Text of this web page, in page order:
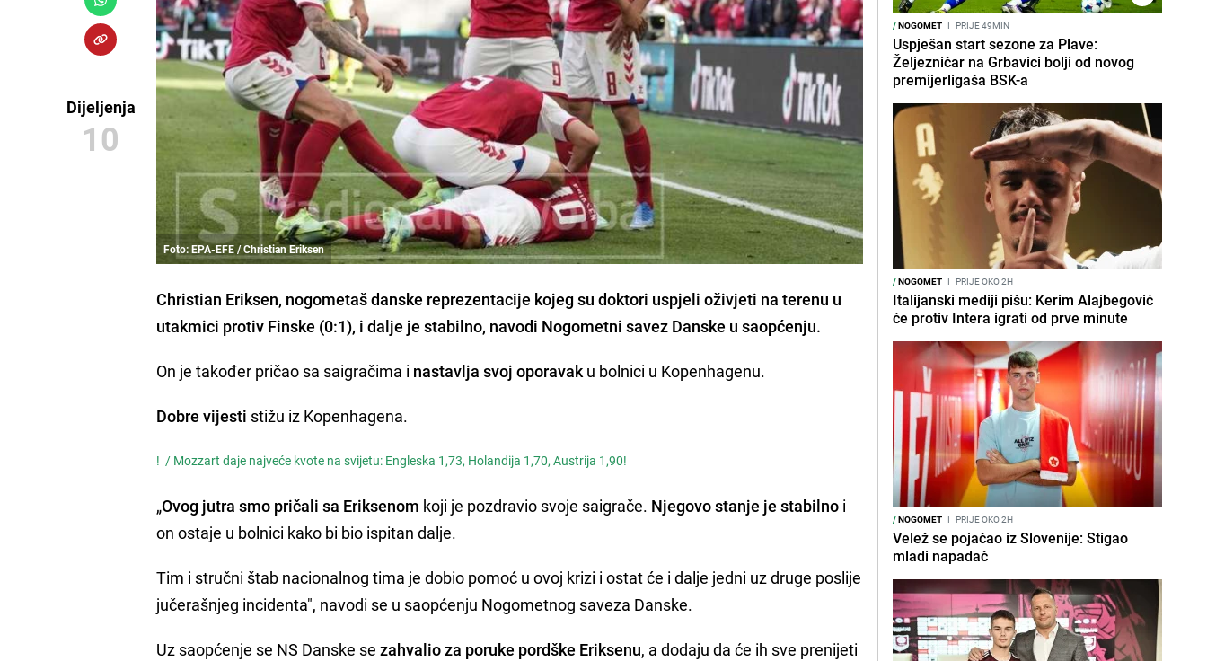
Dijeljenja
10
Foto: EPA-EFE / Christian Eriksen
Christian Eriksen, nogometašdanske reprezentacije kojeg sudoktori uspjeli oživjeti na terenu u
utakmici protiv Finske (0:1), i dalje je stabilno, navodi Nogometni savez Danske u saopćenju.
On je također pričao sa saigračima i nastavlja svoj oporavak u bolnici u Kopenhagenu.
Dobre vijesti stižu iz Kopenhagena.
! / Mozzart daje najveće kvote na svijetu: Engleska 1,73, Holandija 1,70, Austrija 1,90!
„Ovog jutra smo pričali sa Eriksenom koji je pozdravio svoje saigrače. Njegovo stanje je stabilno i
on ostaje u bolnici kako bi bio ispitan dalje.
Tim i stručni štab nacionalnog tima je dobio pomoć u ovoj krizi i ostat će i dalje jedni uz druge poslije
jučerašnjeg incidenta", navodi se u saopćenju Nogometnog saveza Danske.
Uz saopćenje se NS Danske sezahvalio za poruke pordške Eriksenu, a dodaju da će ih sve prenijeti
/NOGOMET I PRIJE 49MIN
Uspješan start sezone za Plave:
Željezničar na Grbavici bolji od novog
premijerligaša BSK-a
/NOGOMET I PRIJE OKO 2H
Italijanski mediji pišu: Kerim Alajbegović
će protiv Intera igrati od prve minute
/NOGOMET I PRIJE OKO 2H
Velež se pojačao iz Slovenije: Stigao
mladi napadač